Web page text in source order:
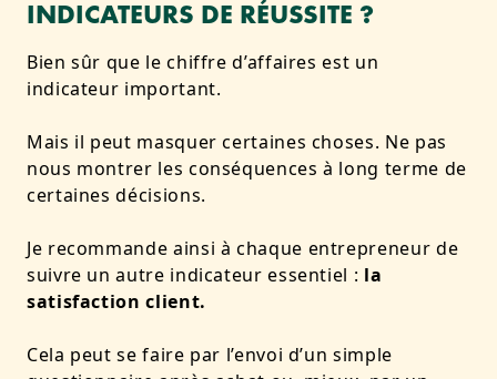
INDICATEURS DE RÉUSSITE ?
Bien sûr que le chiffre d’affaires est un
indicateur important.
Mais il peut masquer certaines choses. Ne pas
nous montrer les conséquences à long terme de
certaines décisions.
Je recommande ainsi à chaque entrepreneur de
suivre un autre indicateur essentiel : la
satisfaction client.
Cela peut se faire par l’envoi d’un simple